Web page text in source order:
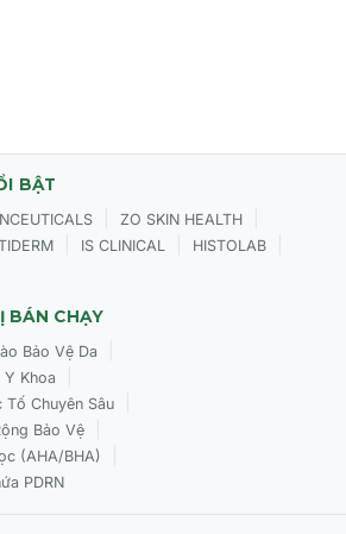
(serum) chuyên sâu.
bằng:Rửa mặt sạch và sử dụng
đủ (khoảng 2-3 giọt) ra lòng bàn tay.
đều lên mặt, cổ và vùng hở ngực
nhẹ nhàng cho đến khi serum
toàn.
tục với kem dưỡng (lý tưởng nhất là
Cream
đặn2 lần/ngày(sáng và tối) để đạt
BẬT
ZO SKIN HEALTH
IS CLINICAL HISTOLAB
BÁN CHẠY
Bảo Vệ Da
Y Khoa
Tố Chuyên Sâu
Bảo Vệ
(AHA/BHA)
PDRN